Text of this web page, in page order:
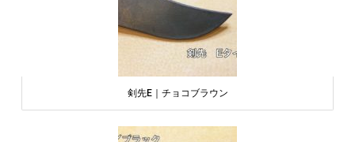
剣先E｜チョコブラウン